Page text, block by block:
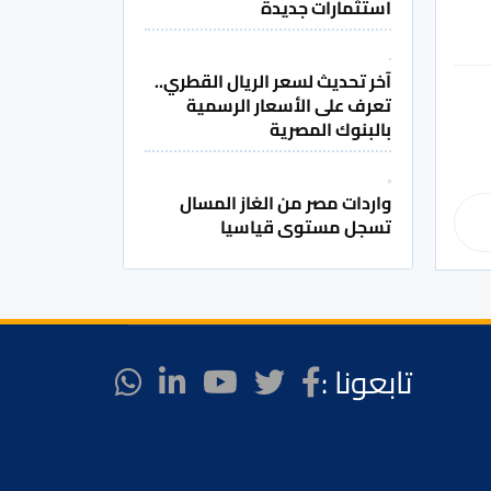
استثمارات جديدة
آخر تحديث لسعر الريال القطري..
تعرف على الأسعار الرسمية
بالبنوك المصرية
واردات مصر من الغاز المسال
تسجل مستوى قياسيا
تابعونا :